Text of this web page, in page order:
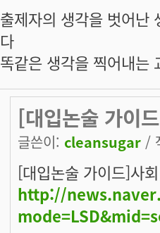
출제자의 생각을 벗어난
다
똑같은 생각을 찍어내는
[대입논술 가이
글쓴이: cleansugar /
[대입논술 가이드]사
http://